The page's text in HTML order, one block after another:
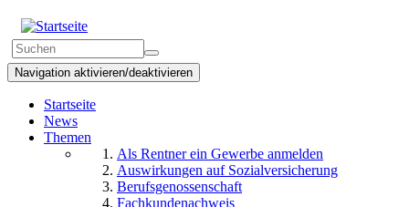
Direkt
zum
Inhalt
Suchformular
Suchen
Navigation aktivieren/deaktivieren
Startseite
News
Themen
Als Rentner ein Gewerbe anmelden
Auswirkungen auf Sozialversicherung
Berufsgenossenschaft
Fachkundenachweis